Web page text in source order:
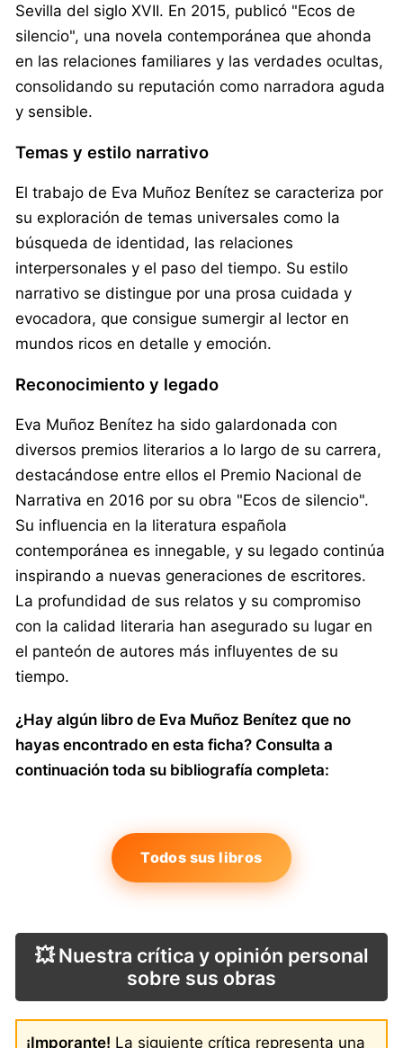
Sevilla del siglo XVII. En 2015, publicó "Ecos de
silencio", una novela contemporánea que ahonda
en las relaciones familiares y las verdades ocultas,
consolidando su reputación como narradora aguda
y sensible.
Temas y estilo narrativo
El trabajo de Eva Muñoz Benítez se caracteriza por
su exploración de temas universales como la
búsqueda de identidad, las relaciones
interpersonales y el paso del tiempo. Su estilo
narrativo se distingue por una prosa cuidada y
evocadora, que consigue sumergir al lector en
mundos ricos en detalle y emoción.
Reconocimiento y legado
Eva Muñoz Benítez ha sido galardonada con
diversos premios literarios a lo largo de su carrera,
destacándose entre ellos el Premio Nacional de
Narrativa en 2016 por su obra "Ecos de silencio".
Su influencia en la literatura española
contemporánea es innegable, y su legado continúa
inspirando a nuevas generaciones de escritores.
La profundidad de sus relatos y su compromiso
con la calidad literaria han asegurado su lugar en
el panteón de autores más influyentes de su
tiempo.
¿Hay algún libro de Eva Muñoz Benítez que no
hayas encontrado en esta ficha? Consulta a
continuación toda su bibliografía completa:
Todos sus libros
💥 Nuestra crítica y opinión personal
sobre sus obras
¡Imporante! La siguiente crítica representa una